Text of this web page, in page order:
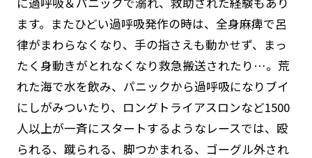
学校の先生方へ
ライフセーバーになろう
お問い合わせ
ます。またひどい過呼吸発作の時は、全身麻痺で呂
律がまわらなくなり、手の指さえも動かせず、まっ
たく身動きがとれなくなり救急搬送されたり…。荒
れた海で水を飲み、パニックから過呼吸になりブイ
にしがみついたり、ロングトライアスロンなど1500
人以上が一斉にスタートするようなレースでは、殴
られる、蹴られる、脚つかまれる、ゴーグル外され